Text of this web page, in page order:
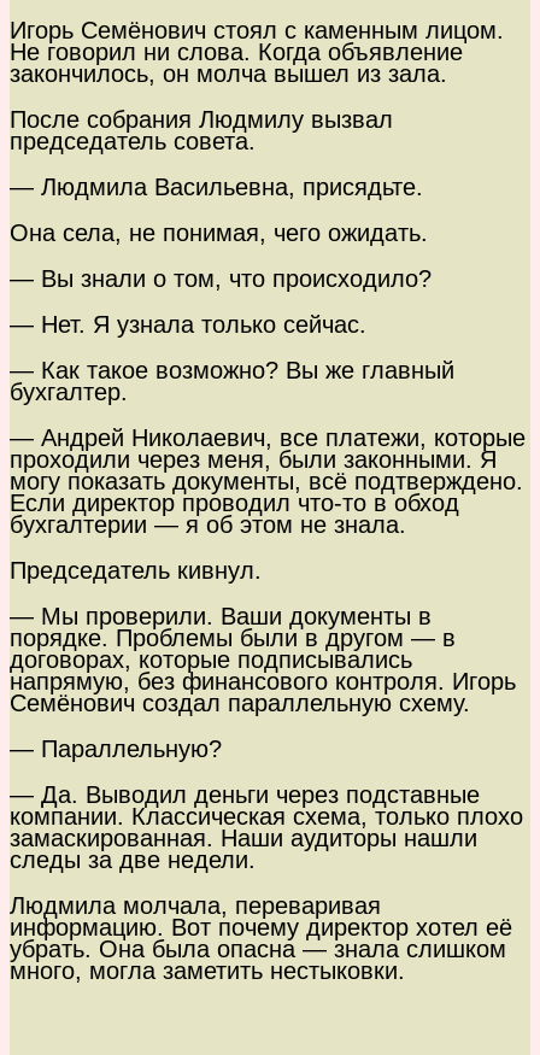
Игорь Семёнович стоял с каменным лицом.
Не говорил ни слова. Когда объявление
закончилось, он молча вышел из зала.
После собрания Людмилу вызвал
председатель совета.
— Людмила Васильевна, присядьте.
Она села, не понимая, чего ожидать.
— Вы знали о том, что происходило?
— Нет. Я узнала только сейчас.
— Как такое возможно? Вы же главный
бухгалтер.
— Андрей Николаевич, все платежи, которые
проходили через меня, были законными. Я
могу показать документы, всё подтверждено.
Если директор проводил что-то в обход
бухгалтерии — я об этом не знала.
Председатель кивнул.
— Мы проверили. Ваши документы в
порядке. Проблемы были в другом — в
договорах, которые подписывались
напрямую, без финансового контроля. Игорь
Семёнович создал параллельную схему.
— Параллельную?
— Да. Выводил деньги через подставные
компании. Классическая схема, только плохо
замаскированная. Наши аудиторы нашли
следы за две недели.
Людмила молчала, переваривая
информацию. Вот почему директор хотел её
убрать. Она была опасна — знала слишком
много, могла заметить нестыковки.